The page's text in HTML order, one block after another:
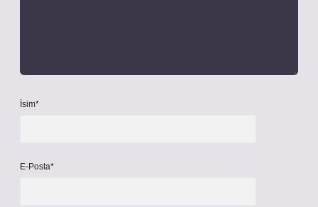
İsim*
E-Posta*